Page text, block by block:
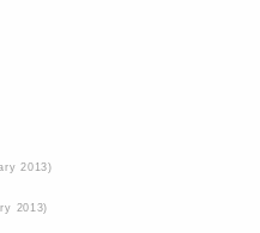
2013)
2013)